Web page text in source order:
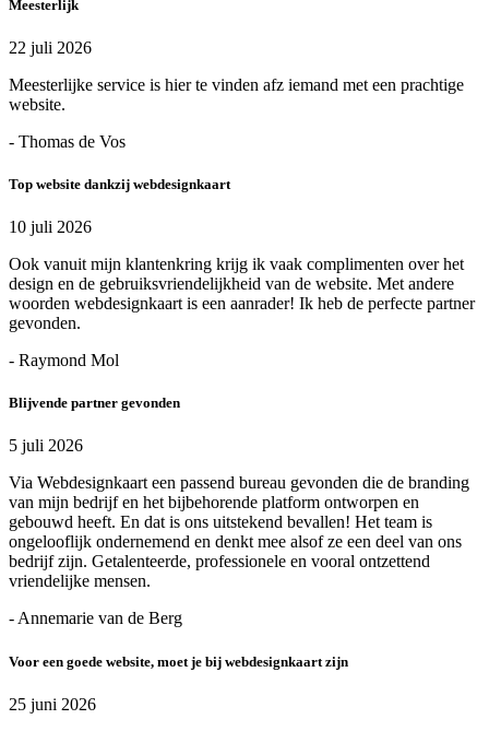
Meesterlijk
22 juli 2026
Meesterlijke service is hier te vinden afz iemand met een prachtige
website.
- Thomas de Vos
Top website dankzij webdesignkaart
10 juli 2026
Ook vanuit mijn klantenkring krijg ik vaak complimenten over het
design en de gebruiksvriendelijkheid van de website. Met andere
woorden webdesignkaart is een aanrader! Ik heb de perfecte partner
gevonden.
- Raymond Mol
Blijvende partner gevonden
5 juli 2026
Via Webdesignkaart een passend bureau gevonden die de branding
van mijn bedrijf en het bijbehorende platform ontworpen en
gebouwd heeft. En dat is ons uitstekend bevallen! Het team is
ongelooflijk ondernemend en denkt mee alsof ze een deel van ons
bedrijf zijn. Getalenteerde, professionele en vooral ontzettend
vriendelijke mensen.
- Annemarie van de Berg
Voor een goede website, moet je bij webdesignkaart zijn
25 juni 2026